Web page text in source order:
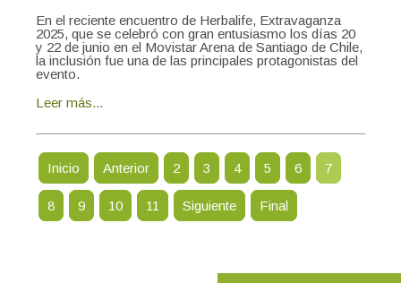
En el reciente encuentro de Herbalife, Extravaganza
2025, que se celebró con gran entusiasmo los días 20
y 22 de junio en el Movistar Arena de Santiago de Chile,
la inclusión fue una de las principales protagonistas del
evento.
Leer más...
Inicio Anterior 2 3 4 5 6 7
8 9 10 11 Siguiente Final